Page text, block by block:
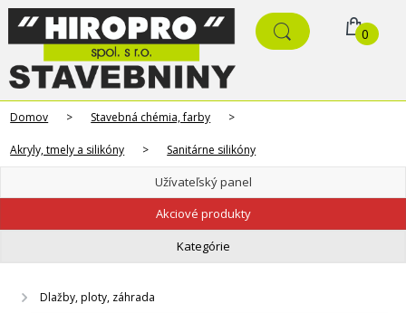
0
Domov > Stavebná chémia, farby >
Akryly, tmely a silikóny > Sanitárne silikóny
Užívateľský panel
Akciové produkty
Kategórie
Dlažby, ploty, záhrada